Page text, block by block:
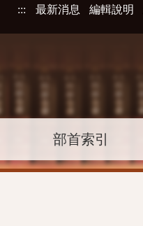
::: 最新消息 編輯說明
部首索引